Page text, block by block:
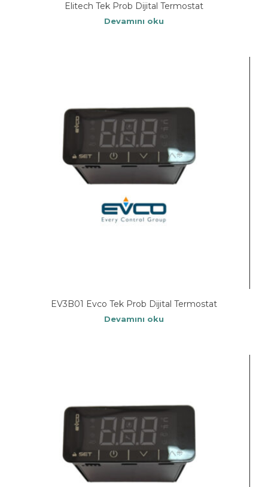
Elitech Tek Prob Dijital Termostat
Devamını oku
EV3B01 Evco Tek Prob Dijital Termostat
Devamını oku